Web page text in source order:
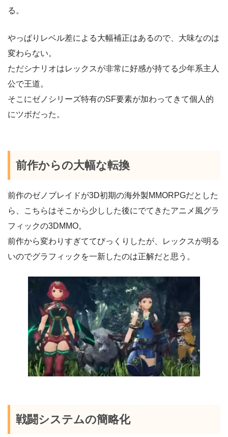
る。
やっぱりレベル差による大幅補正はあるので、大味なのは
変わらない。
ただシナリオはレックスが非常に好感が持てる少年系主人
公で王道。
そこにゼノシリーズ特有のSF要素が加わってきて個人的
にツボだった。
前作からの大幅な転換
前作のゼノブレイドが3D初期の海外製MMORPGだとした
ら、こちらはそこから少しした後にでてきたアニメ風グラ
フィックの3DMMO。
前作から変わりすぎててびっくりしたが、レックスが明る
いのでグラフィックを一新したのは正解だと思う。
戦闘システムの簡略化